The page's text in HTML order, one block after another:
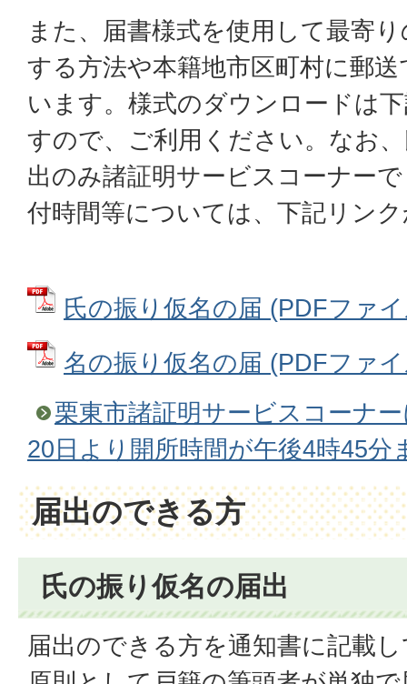
また、届書様式を使用して最寄
する方法や本籍地市区町村に郵
います。様式のダウンロードは
すので、ご利用ください。なお
出のみ諸証明サービスコーナー
付時間等については、下記リン
氏の振り仮名の届 (PDFファ
名の振り仮名の届 (PDFファ
栗東市諸証明サービスコーナ
20日より開所時間が午後4時45分
届出のできる方
氏の振り仮名の届出
届出のできる方を通知書に記載